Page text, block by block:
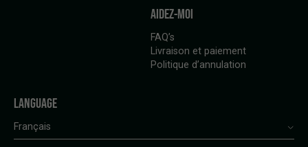
AIDEZ-MOI
FAQ’s
Livraison et paiement
Politique d’annulation
LANGUAGE
Français